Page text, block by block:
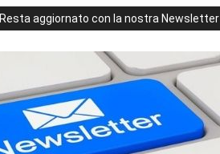
Resta aggiornato con la nostra Newsletter